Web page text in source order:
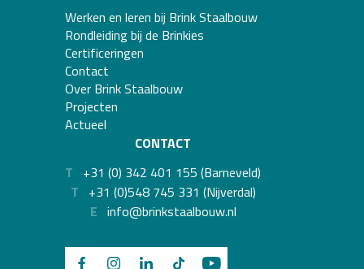
Werken en leren bij Brink Staalbouw
Rondleiding bij de Brinkies
Certificeringen
Contact
Over Brink Staalbouw
Projecten
Actueel
CONTACT
T +31 (0) 342 401 155 (Barneveld)
T +31 (0)548 745 331 (Nijverdal)
E info@brinkstaalbouw.nl